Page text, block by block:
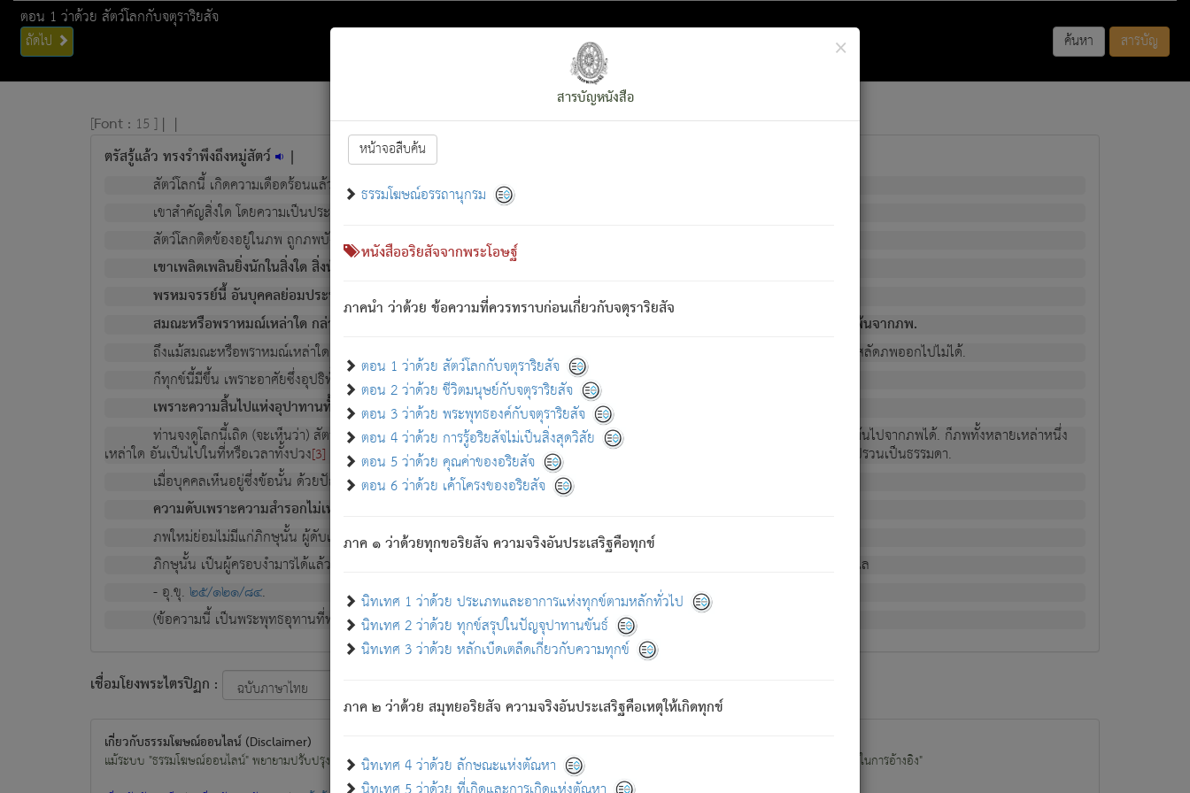
ตอน 1 ว่าด้วย สัตว์โลกกับจตุราริยสัจ
ถัดไป ค้นหา สารบัญ
×
สารบัญหนังสือ
หน้าจอสืบค้น
ธรรมโฆษณ์อรรถานุกรม
หนังสืออริยสัจจากพระโอษฐ์
ภาคนำ ว่าด้วย ข้อความที่ควรทราบก่อนเกี่ยวกับจตุราริยสัจ
ตอน 1 ว่าด้วย สัตว์โลกกับจตุราริยสัจ
ตอน 2 ว่าด้วย ชีวิตมนุษย์กับจตุราริยสัจ
ตอน 3 ว่าด้วย พระพุทธองค์กับจตุราริยสัจ
ตอน 4 ว่าด้วย การรู้อริยสัจไม่เป็นสิ่งสุดวิสัย
ตอน 5 ว่าด้วย คุณค่าของอริยสัจ
ตอน 6 ว่าด้วย เค้าโครงของอริยสัจ
ภาค ๑ ว่าด้วยทุกขอริยสัจ ความจริงอันประเสริฐคือทุกข์
นิทเทศ 1 ว่าด้วย ประเภทและอาการแห่งทุกข์ตามหลักทั่วไป
นิทเทศ 2 ว่าด้วย ทุกข์สรุปในปัญจุปาทานขันธ์
นิทเทศ 3 ว่าด้วย หลักเบ็ดเตล็ดเกี่ยวกับความทุกข์
ภาค ๒ ว่าด้วย สมุทยอริยสัจ ความจริงอันประเสริฐคือเหตุให้เกิดทุกข์
นิทเทศ 4 ว่าด้วย ลักษณะแห่งตัณหา
[Font : 15 ] | |
ตรัสรู้แล้ว ทรงรำพึงถึงหมู่สัตว์ |
สัตว์โลกนี้ เกิดความเดือดร้อนแล้ว มีผัสสะบังหน้า[1]ย่อมกล่าวซึ่งโรค (ความเสียดแทง) นั้นโดยความเป็นตัวเป็นตน
เขาสำคัญสิ่งใด โดยความเป็นประการใด แต่สิ่งนั้นย่อมเป็น (ตามที่เป็นจริง) โดยประการอื่นจากที่เขาสำคัญนั้น
สัตว์โลกติดข้องอยู่ในภพ ถูกภพบังหน้าแล้ว มีภพโดยความเป็นอย่างอื่น (จากที่มันเป็นอยู่จริง) จึงได้เพลิดเพลินยิ่งนักในภพนั้น
เขาเพลิดเพลินยิ่งนักในสิ่งใด สิ่งนั้นเป็นภัย (ที่เขาไม่รู้จัก) : เขากลัวต่อสิ่งใดสิ่งนั้นเป็นทุกข์
พรหมจรรย์นี้ อันบุคคลย่อมประพฤติ ก็เพื่อการละขาดซึ่งภพ.
สมณะหรือพราหมณ์เหล่าใด กล่าวความหลุดพ้นจากภพว่ามีได้เพราะภพ เรากล่าวว่า สมณะหรือพราหมณ์ทั้งปวงนั้น มิใช่ผู้หลดพ้นจากภพ.
ถึงแม้สมณะหรือพราหมณ์เหล่าใด กล่าวความออกไปได้จากภพ ว่ามีได้เพราะวิภพ[2]
: เรากล่าวว่า สมณะหรือพราหมณ์ทั้งปวงนั้น ก็ยังสลัดภพออกไปไม่ได้.
ก็ทุกข์นี้มีขึ้น เพราะอาศัยซึ่งอุปธิทั้งปวง.
เพราะความสิ้นไปแห่งอุปาทานทั้งปวง ความเกิดขึ้นแห่งทุกข์จึงไม่มี.
ท่านจงดูโลกนี้เถิด (จะเห็นว่า) สัตว์ทั้งหลายอันอวิชาหนาแน่นบังหนาแล้ว; และว่า สัตว์ผู้ยินดีในภพอันเป็นแล้วนั้น ย่อมไม่เป็นผู้หลุดพ้นไปจากภพได้. ก็ภพทั้งหลายเหล่าหนึ่ง
เหล่าใด อันเป็นไปในที่หรือเวลาทั้งปวง[3] เพื่อความมีแห่งประโยชน์โดยประการทั้งปวง; ภพทั้งหลายทั้งหมดนั้น ไม่เที่ยง เป็นทุกข์ มีความแปรปรวนเป็นธรรมดา.
เมื่อบุคคลเห็นอยู่ซึ่งข้อนั้น ด้วยปัญญาอันชอบตามที่เป็นจริงอย่างนี้อยู่; เขาย่อมละภวตัณหาได้ และไม่เพลิดเพลินวิภวตัณหาด้วย.
ความดับเพราะความสำรอกไม่เหลือ (แห่งภพทั้งหลาย) เพราะความสิ้นไปแห่งตัณหาโดยประการทั้งปวง นั้นคือนิพพาน.
ภพใหม่ย่อมไม่มีแก่ภิกษุนั้น ผู้ดับเย็นสนิทแล้ว เพราะไม่มีความยึดมั่น
ภิกษุนั้น เป็นผู้ครอบงำมารได้แล้ว ชนะสงครามแล้ว ก้าวล่วงภพทั้งหลายทั้งปวงได้แล้ว เป็นผู้คงที่ (คือไม่เปลี่ยนแปลงอีกต่อไป). ดังนี้แล
- อุ.ขุ.๒๕/๑๒๑/๘๔.
(ข้อความนี้ เป็นพระพุทธอุทานที่ทรงเปล่งออก ที่โคนต้นโพธิ์เป็นที่ตรัสรู้ เมื่อตรัสรู้แล้วได้ 7 วัน)
เชื่อมโยงพระไตรปิฏก :
เกี่ยวกับธรรมโฆษณ์ออนไลน์ (Disclaimer)
แม้ระบบ "ธรรมโฆษณ์ออนไลน์" พยายามปรับปรุงข้อมูลให้ถูกต้องมากที่สุด ผู้ศึกษาก็พึงตรวจสอบกับตัวเล่มหนังสือต้นฉบับ ที่มีการพิมพ์ครั้งล่าสุด ก่อนนำข้อมูลไปใช้ในการอ้างอิง"